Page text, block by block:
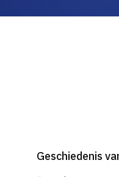
Geschiedenis